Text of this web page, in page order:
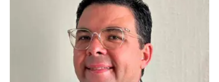
Nascido em Jundiaí, é pastor da Igreja
Presbiteriana do Brasil, casado com Raquel e